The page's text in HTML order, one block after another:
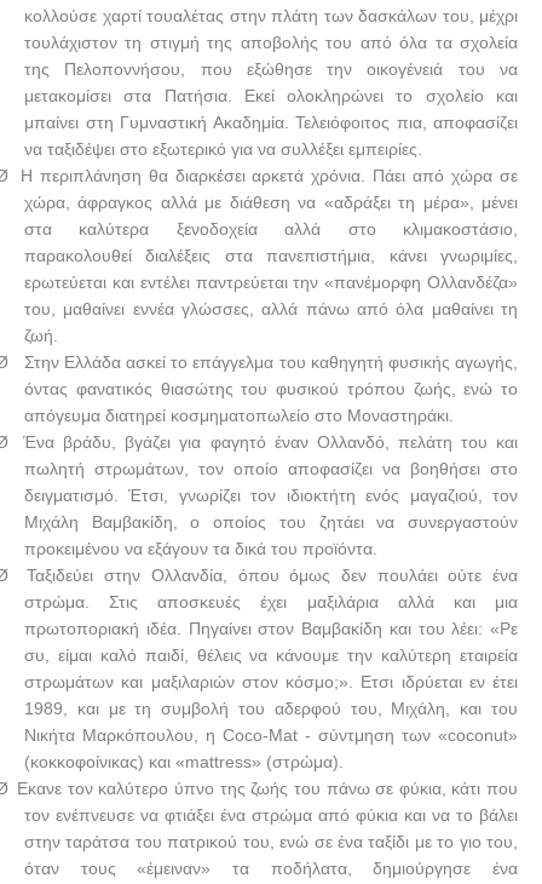
κολλούσε χαρτί τουαλέτας στην πλάτη των δασκάλων του, μέχρι
τουλάχιστον τη στιγμή της αποβολής του από όλα τα σχολεία
της Πελοποννήσου, που εξώθησε την οικογένειά του να
μετακομίσει στα Πατήσια. Εκεί ολοκληρώνει το σχολείο και
μπαίνει στη Γυμναστική Ακαδημία. Τελειόφοιτος πια, αποφασίζει
να ταξιδέψει στο εξωτερικό για να συλλέξει εμπειρίες.
Η περιπλάνηση θα διαρκέσει αρκετά χρόνια. Πάει από χώρα σε
χώρα, άφραγκος αλλά με διάθεση να «αδράξει τη μέρα», μένει
στα καλύτερα ξενοδοχεία αλλά στο κλιμακοστάσιο,
παρακολουθεί διαλέξεις στα πανεπιστήμια, κάνει γνωριμίες,
ερωτεύεται και εντέλει παντρεύεται την «πανέμορφη Ολλανδέζα»
του, μαθαίνει εννέα γλώσσες, αλλά πάνω από όλα μαθαίνει τη
ζωή.
Στην Ελλάδα ασκεί το επάγγελμα του καθηγητή φυσικής αγωγής,
όντας φανατικός θιασώτης του φυσικού τρόπου ζωής, ενώ το
απόγευμα διατηρεί κοσμηματοπωλείο στο Μοναστηράκι.
Ένα βράδυ, βγάζει για φαγητό έναν Ολλανδό, πελάτη του και
πωλητή στρωμάτων, τον οποίο αποφασίζει να βοηθήσει στο
δειγματισμό. Έτσι, γνωρίζει τον ιδιοκτήτη ενός μαγαζιού, τον
Μιχάλη Βαμβακίδη, ο οποίος του ζητάει να συνεργαστούν
προκειμένου να εξάγουν τα δικά του προϊόντα.
Ταξιδεύει στην Ολλανδία, όπου όμως δεν πουλάει ούτε ένα
στρώμα. Στις αποσκευές έχει μαξιλάρια αλλά και μια
πρωτοποριακή ιδέα. Πηγαίνει στον Βαμβακίδη και του λέει: «Ρε
συ, είμαι καλό παιδί, θέλεις να κάνουμε την καλύτερη εταιρεία
στρωμάτων και μαξιλαριών στον κόσμο;». Ετσι ιδρύεται εν έτει
1989, και με τη συμβολή του αδερφού του, Μιχάλη, και του
Νικήτα Μαρκόπουλου, η Coco-Mat - σύντμηση των «coconut»
(κοκκοφοίνικας) και «mattress» (στρώμα).
Εκανε τον καλύτερο ύπνο της ζωής του πάνω σε φύκια, κάτι που
τον ενέπνευσε να φτιάξει ένα στρώμα από φύκια και να το βάλει
στην ταράτσα του πατρικού του, ενώ σε ένα ταξίδι με το γιο του,
όταν τους «έμειναν» τα ποδήλατα, δημιούργησε ένα